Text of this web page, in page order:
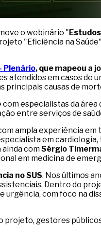
o webinário "
"Eficiência na
Plenário, que mapeou a
atendidos em casos
principais causas de
especialistas da área
entre serviços de
ampla experiência
em
comSérgio
em medicina de
no SUS. Nos últimos
Dentro do
com foco na
gestores